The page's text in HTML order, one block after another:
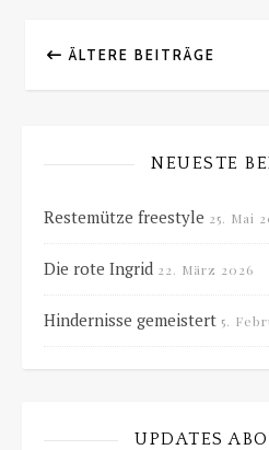
ÄLTERE BEITRÄGE
NEUESTE
Restemütze freestyle 25. Mai
Die rote Ingrid 22. März 2026
Hindernisse gemeistert 5.
UPDATES